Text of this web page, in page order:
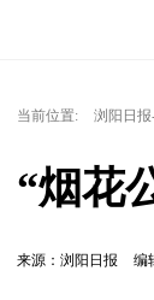
当前位置: 浏阳日报
“烟花
来源：浏阳日报 编